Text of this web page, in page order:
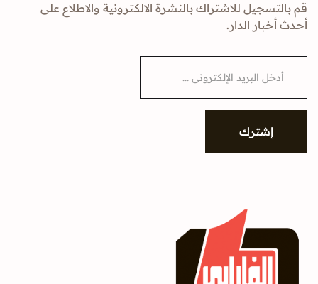
قم بالتسجيل للاشتراك بالنشرة الالكترونية والاطلاع على
أحدث أخبار الدار.
i
إشترك